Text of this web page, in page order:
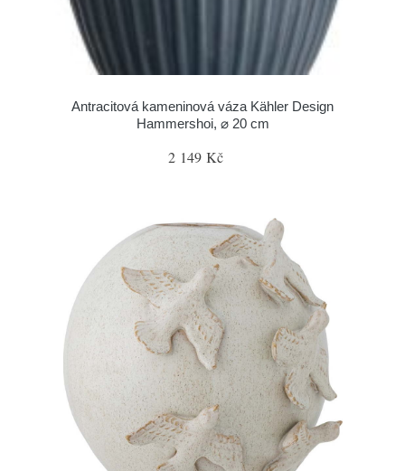
Antracitová kameninová váza Kähler Design
Hammershoi, ⌀ 20 cm
2 149 Kč